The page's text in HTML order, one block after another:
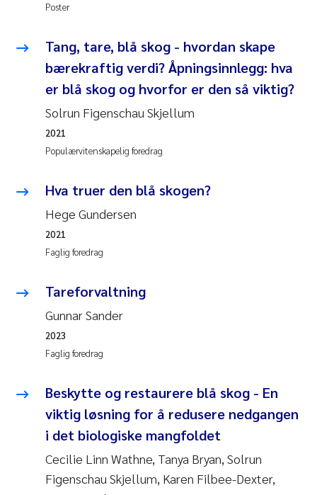
Bert van Bavel
Marianne Mosberg
Hans Nicolai Adam
Mari Moren
Helene Frigstad
Paula Brighytte Ocampo Ramon
Liv Bente Skancke
Maeve McGovern
Erling Aarhus Bratsberg
Heleen de Wit
Poster
Tang, tare, blå skog - hvordan skape
bærekraftig verdi? Åpningsinnlegg: hva
er blå skog og hvorfor er den så viktig?
Solrun Figenschau Skjellum
Populærvitenskapelig foredrag
2021
Hva truer den blå skogen?
Hege Gundersen
Faglig foredrag
2021
Tareforvaltning
Gunnar Sander
Faglig foredrag
2023
Beskytte og restaurere blå skog - En
viktig løsning for å redusere nedgangen
i det biologiske mangfoldet
Cecilie Linn Wathne, Tanya Bryan, Solrun
Figenschau Skjellum, Karen Filbee-Dexter,